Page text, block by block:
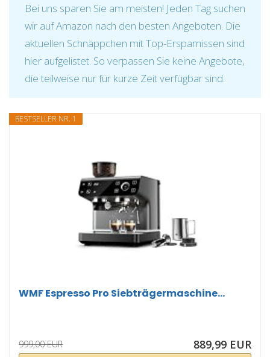
Bei uns sparen Sie am meisten! Jeden Tag suchen
wir auf Amazon nach den besten Angeboten. Die
aktuellen Schnäppchen mit Top-Ersparnissen sind
hier aufgelistet. So verpassen Sie keine Angebote,
die teilweise nur für kurze Zeit verfügbar sind.
BESTSELLER NR. 1
WMF Espresso Pro Siebträgermaschine...
999,00 EUR 889,99 EUR